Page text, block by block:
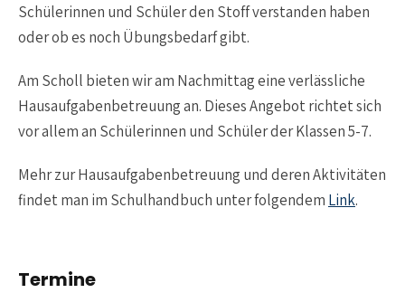
Schülerinnen und Schüler den Stoff verstanden haben
oder ob es noch Übungsbedarf gibt.
Am Scholl bieten wir am Nachmittag eine verlässliche
Hausaufgabenbetreuung an. Dieses Angebot richtet sich
vor allem an Schülerinnen und Schüler der Klassen 5-7.
Mehr zur Hausaufgabenbetreuung und deren Aktivitäten
findet man im Schulhandbuch unter folgendem Link.
Termine